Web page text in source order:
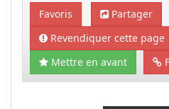
Favoris
Partager
Revendiquer cette page
Mettre en avant